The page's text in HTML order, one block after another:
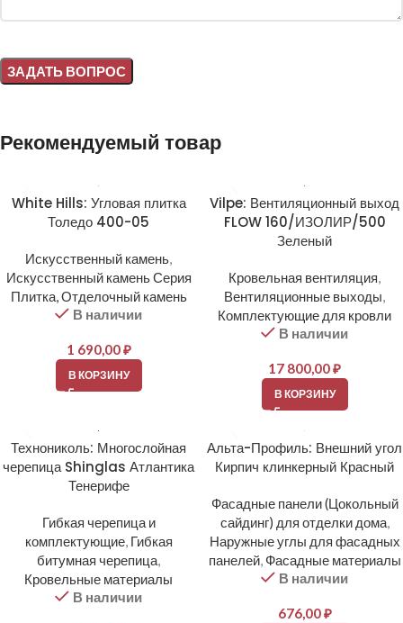
Рекомендуемый товар
White Hills: Угловая плитка
Толедо 400-05
Искусственный камень,
Искусственный камень Серия
Плитка, Отделочный камень
В наличии
1 690,00₽
В КОРЗИНУ
Vilpe: Вентиляционный выход
FLOW 160/ИЗОЛИР/500
Зеленый
Кровельная вентиляция,
Вентиляционные выходы,
Комплектующие для кровли
В наличии
17 800,00₽
В КОРЗИНУ
Технониколь: Многослойная
черепица Shinglas Атлантика
Тенерифе
Гибкая черепица и
комплектующие, Гибкая
битумная черепица,
Кровельные материалы
В наличии
Альта-Профиль: Внешний угол
Кирпич клинкерный Красный
Фасадные панели (Цокольный
сайдинг) для отделки дома,
Наружные углы для фасадных
панелей, Фасадные материалы
В наличии
676,00₽